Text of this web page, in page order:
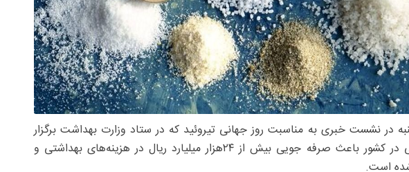
در نشست خبری به مناسبت روز جهانی تیروئید که در ستاد وزارت بهداشت برگزار
شد، اظهار کرد: اجرای برنامه ید رسانی در کشور باعث صرفه جویی بیش از ۲۴هزار میلیارد ریال در هزینه‌های بهداشتی و
شده است.